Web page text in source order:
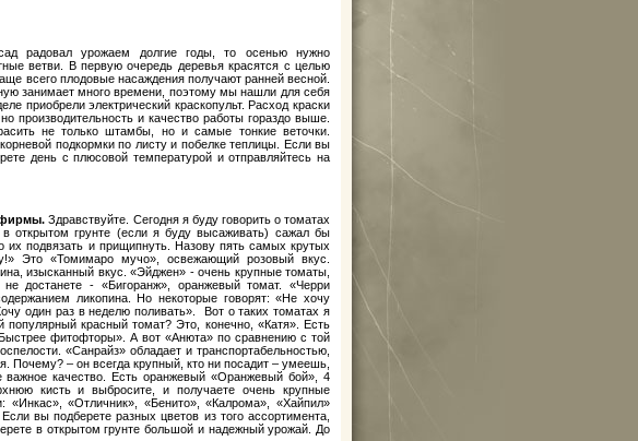
радовал урожаем долгие годы, то осенью нужно
ветви. В первую очередь деревья красятся с целью
всего плодовые насаждения получают ранней весной.
занимает много времени, поэтому мы нашли для себя
приобрели электрический краскопульт. Расход краски
производительность и качество работы гораздо выше.
не только штамбы, но и самые тонкие веточки.
подкормки по листу и побелке теплицы. Если вы
день с плюсовой температурой и отправляйтесь на
Здравствуйте. Сегодня я буду говорить о томатах
открытом грунте (если я буду высаживать) сажал бы
их подвязать и прищипнуть. Назову пять самых крутых
Это «Томимаро мучо», освежающий розовый вкус.
изысканный вкус. «Эйджен» - очень крупные томаты,
достанете - «Бигоранж», оранжевый томат. «Черри
ликопина. Но некоторые говорят: «Не хочу
один раз в неделю поливать». Вот о таких томатах я
красный томат? Это, конечно, «Катя». Есть
фитофторы». А вот «Анюта» по сравнению с той
«Санрайз» обладает и транспортабельностью,
Почему? – он всегда крупный, кто ни посадит – умеешь,
качество. Есть оранжевый «Оранжевый бой», 4
кисть и выбросите, и получаете очень крупные
«Инкас», «Отличник», «Бенито», «Калрома», «Хайпил»
вы подберете разных цветов из того ассортимента,
в открытом грунте большой и надежный урожай. До